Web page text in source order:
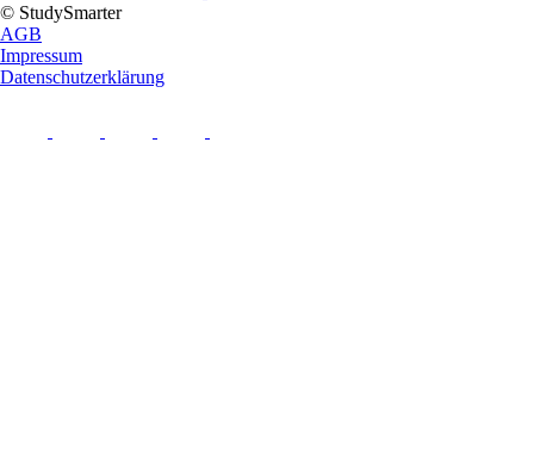
© StudySmarter
AGB
Impressum
Datenschutzerklärung